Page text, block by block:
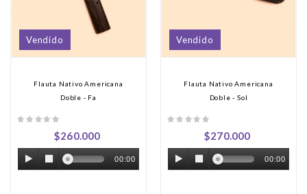
Vendido
Flauta Nativo Americana
Doble - Fa
$260.000
00:00
Vendido
Flauta Nativo Americana
Doble - Sol
$270.000
00:00